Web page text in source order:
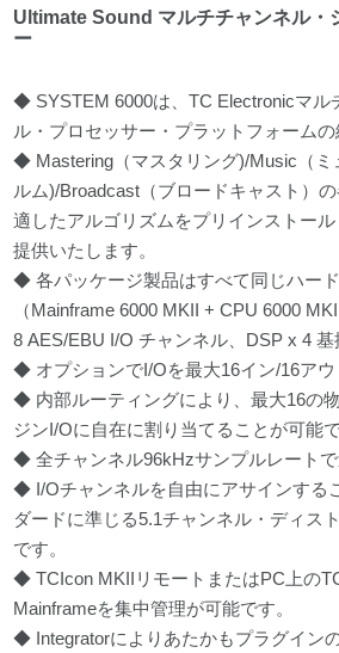
Ultimate Sound マルチチャンネル・
ー
◆ SYSTEM 6000は、TC Electronicマル
ル・プロセッサー・プラットフォームの
◆ Mastering（マスタリング)/Music（ミ
ルム)/Broadcast（ブロードキャスト）
適したアルゴリズムをプリインストー
提供いたします。
◆ 各パッケージ製品はすべて同じハー
（Mainframe 6000 MKII + CPU 6000
8 AES/EBU I/O チャンネル、DSP x 4 基
◆ オプションでI/Oを最大16イン/16アウ
◆ 内部ルーティングにより、最大16の
ジンI/Oに自在に割り当てることが可能で
◆ 全チャンネル96kHzサンプルレートで
◆ I/Oチャンネルを自由にアサインする
ダードに準じる5.1チャンネル・ディス
です。
◆ TCIcon MKIIリモートまたはPC上の
Mainframeを集中管理が可能です。
◆ Integratorによりあたかもプラグイン